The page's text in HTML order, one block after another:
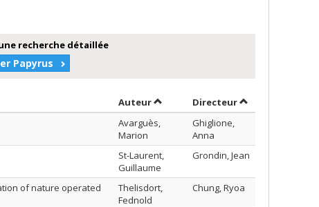
recherche détaillée
Papyrus
AuteurTrier par auteur en ordre croissant
Directeurpar
Avarguès,
Marion
Ghiglione,
Anna
St-Laurent,
Guillaume
Grondin, Jean
of nature operated
Thelisdort,
Fednold
Chung, Ryoa